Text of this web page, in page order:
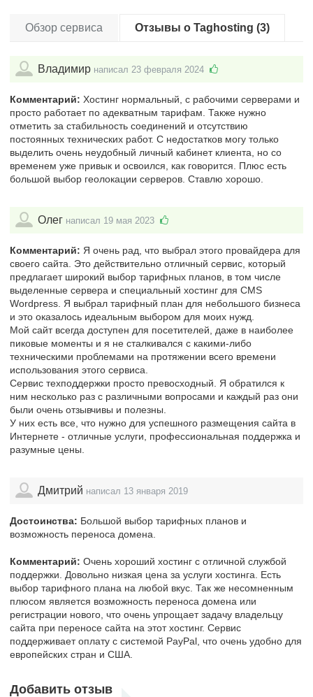
Обзор сервиса Отзывы о Taghosting (3)
Владимир написал 23 февраля 2024
Комментарий: Хостинг нормальный, с рабочими серверами и
просто работает по адекватным тарифам. Также нужно
отметить за стабильность соединений и отсутствию
постоянных технических работ. С недостатков могу только
выделить очень неудобный личный кабинет клиента, но со
временем уже привык и освоился, как говорится. Плюс есть
большой выбор геолокации серверов. Ставлю хорошо.
Олег написал 19 мая 2023
Комментарий: Я очень рад, что выбрал этого провайдера для
своего сайта. Это действительно отличный сервис, который
предлагает широкий выбор тарифных планов, в том числе
выделенные сервера и специальный хостинг для CMS
Wordpress. Я выбрал тарифный план для небольшого бизнеса
и это оказалось идеальным выбором для моих нужд.
Мой сайт всегда доступен для посетителей, даже в наиболее
пиковые моменты и я не сталкивался с какими-либо
техническими проблемами на протяжении всего времени
использования этого сервиса.
Сервис техподдержки просто превосходный. Я обратился к
ним несколько раз с различными вопросами и каждый раз они
были очень отзывчивы и полезны.
У них есть все, что нужно для успешного размещения сайта в
Интернете - отличные услуги, профессиональная поддержка и
разумные цены.
Дмитрий написал 13 января 2019
Достоинства: Большой выбор тарифных планов и
возможность переноса домена.
Комментарий: Очень хороший хостинг с отличной службой
поддержки. Довольно низкая цена за услуги хостинга. Есть
выбор тарифного плана на любой вкус. Так же несомненным
плюсом является возможность переноса домена или
регистрации нового, что очень упрощает задачу владельцу
сайта при переносе сайта на этот хостинг. Сервис
поддерживает оплату с системой PayPal, что очень удобно для
европейских стран и США.
Добавить отзыв